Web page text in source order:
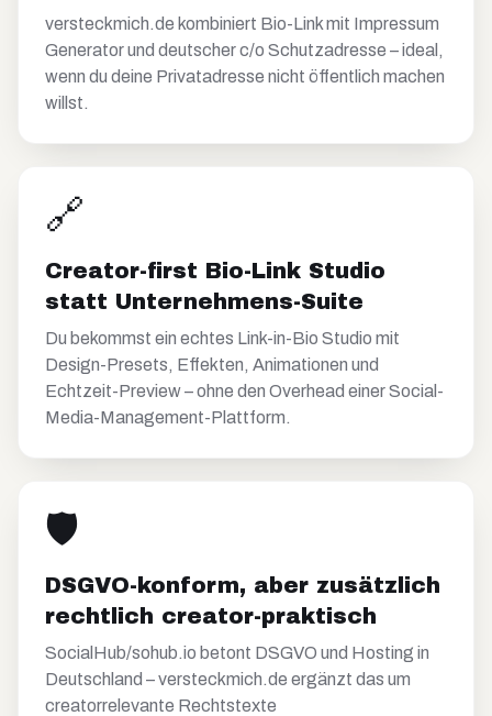
versteckmich.de kombiniert Bio-Link mit Impressum
Generator und deutscher c/o Schutzadresse – ideal,
wenn du deine Privatadresse nicht öffentlich machen
willst.
🔗
Creator-first Bio-Link Studio
statt Unternehmens-Suite
Du bekommst ein echtes Link-in-Bio Studio mit
Design-Presets, Effekten, Animationen und
Echtzeit-Preview – ohne den Overhead einer Social-
Media-Management-Plattform.
🛡️
DSGVO-konform, aber zusätzlich
rechtlich creator-praktisch
SocialHub/sohub.io betont DSGVO und Hosting in
Deutschland – versteckmich.de ergänzt das um
creatorrelevante Rechtstexte